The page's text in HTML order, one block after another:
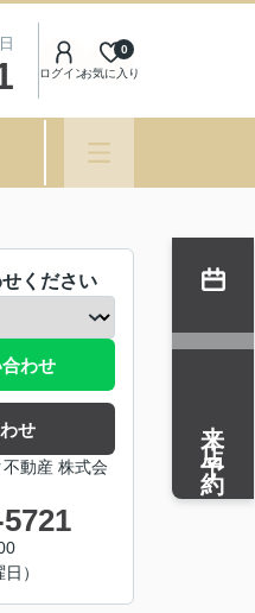
ログインお気に入り
0
ください
わせ
せ
動産 株式会
）
来店予約